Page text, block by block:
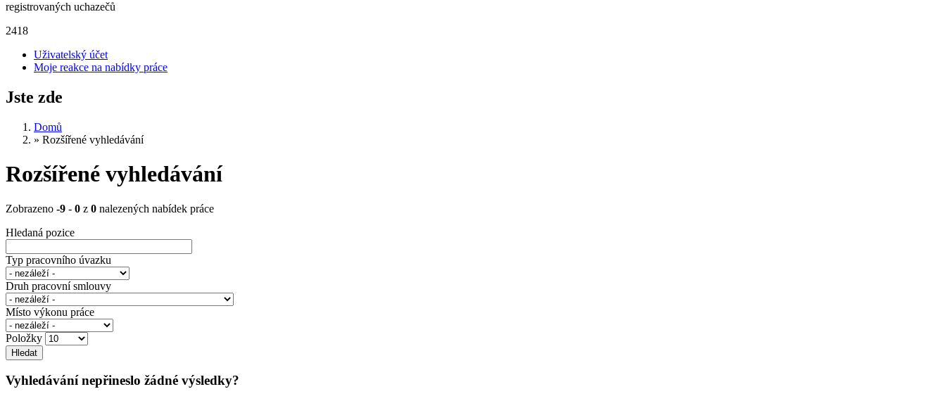
registrovaných uchazečů
2418
Uživatelský účet
Moje reakce na nabídky práce
Jste zde
Domů
» Rozšířené vyhledávání
Rozšířené vyhledávání
Zobrazeno -9 - 0 z 0 nalezených nabídek práce
Hledaná pozice
Typ pracovního úvazku
Druh pracovní smlouvy
Místo výkonu práce
Položky
Vyhledávání nepřineslo žádné výsledky?